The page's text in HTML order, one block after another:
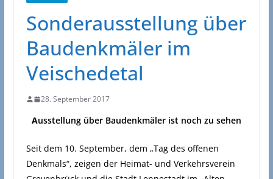
Sonderausstellung über
Baudenkmäler im
Veischedetal
28. September 2017
Ausstellung über Baudenkmäler ist noch zu sehen
Seit dem 10. September, dem „Tag des offenen
Denkmals“, zeigen der Heimat- und Verkehrsverein